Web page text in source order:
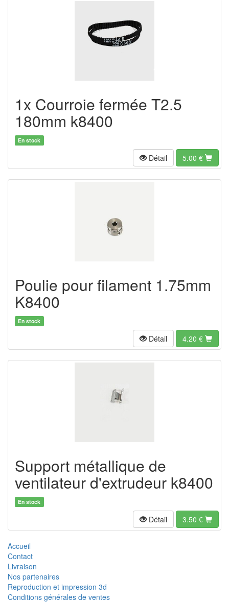
1x Courroie fermée T2.5
180mm k8400
En stock
Détail 5.00 €
Poulie pour filament 1.75mm
K8400
En stock
Détail 4.20 €
Support métallique de
ventilateur d'extrudeur k8400
En stock
Détail 3.50 €
Accueil
Contact
Livraison
Nos partenaires
Reproduction et impression 3d
Conditions générales de ventes